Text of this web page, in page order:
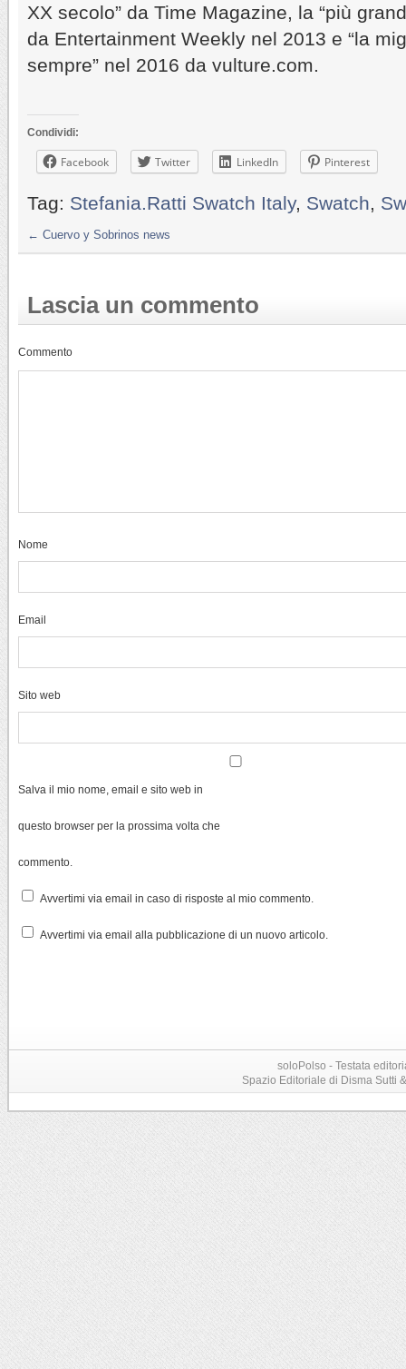
XX secolo” da Time Magazine, la “più
da Entertainment Weekly nel 2013 e “la
sempre” nel 2016 da vulture.com.
Condividi:
Facebook Twitter LinkedIn Pinterest
Tag: Stefania.Ratti Swatch Italy, Swatch
← Cuervo y Sobrinos news
Lascia un commento
Commento
Nome
Email
Sito web
Salva il mio nome, email e sito web in
questo browser per la prossima volta che
commento.
Avvertimi via email in caso di risposte al mio commento.
Avvertimi via email alla pubblicazione di un nuovo articolo.
soloPolso - Testata
Spazio Editoriale di Disma Sutti